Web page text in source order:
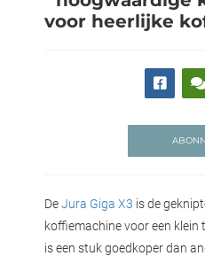
voor heerlijke
DeJura Giga X3 is de
koffiemachine voor een
is een stuk goedkoper dan
kan de
over